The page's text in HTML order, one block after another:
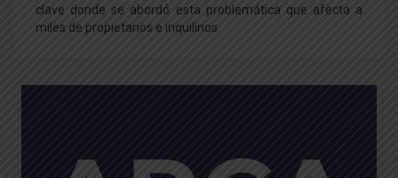
clave donde se abordó esta problemática que afecta a
miles de propietarios e inquilinos.